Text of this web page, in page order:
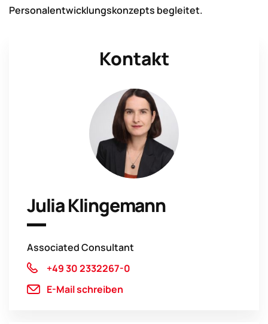
Personalentwicklungskonzepts begleitet.
Kontakt
Julia Klingemann
Associated Consultant
+49 30 2332267-0
E-Mail schreiben